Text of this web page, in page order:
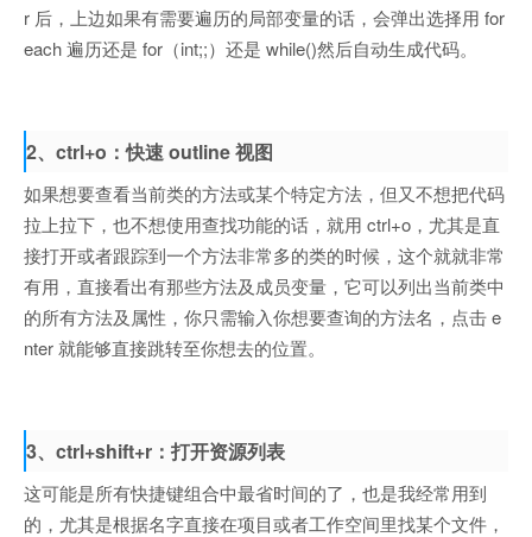
r 后，上边如果有需要遍历的局部变量的话，会弹出选择用 for
each 遍历还是 for（int;;）还是 while()然后自动生成代码。
2、ctrl+o：快速 outline 视图
如果想要查看当前类的方法或某个特定方法，但又不想把代码
拉上拉下，也不想使用查找功能的话，就用 ctrl+o，尤其是直
接打开或者跟踪到一个方法非常多的类的时候，这个就就非常
有用，直接看出有那些方法及成员变量，它可以列出当前类中
的所有方法及属性，你只需输入你想要查询的方法名，点击 e
nter 就能够直接跳转至你想去的位置。
3、ctrl+shift+r：打开资源列表
这可能是所有快捷键组合中最省时间的了，也是我经常用到
的，尤其是根据名字直接在项目或者工作空间里找某个文件，